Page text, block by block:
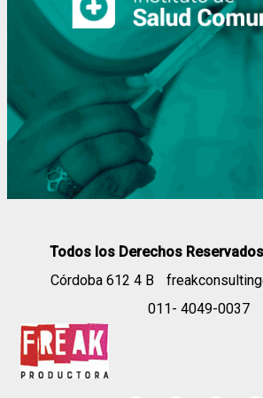
Todos los Derechos
Córdoba 612 4 B
011- 4049-0037